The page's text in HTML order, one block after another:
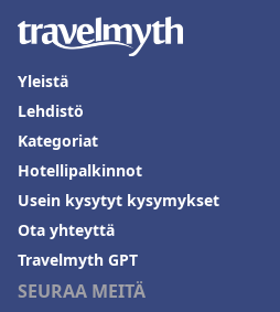
SEURAA MEITÄ
Yleistä
Lehdistö
Kategoriat
Hotellipalkinnot
Usein kysytyt kysymykset
Ota yhteyttä
Travelmyth GPT